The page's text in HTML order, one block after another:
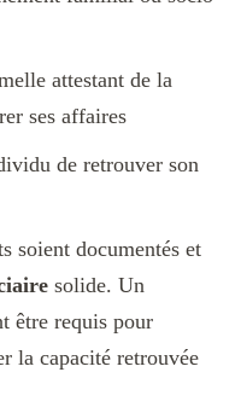
attestant de la
ses affaires
de retrouver son
soient documentés et
solide. Un
être requis pour
la capacité retrouvée